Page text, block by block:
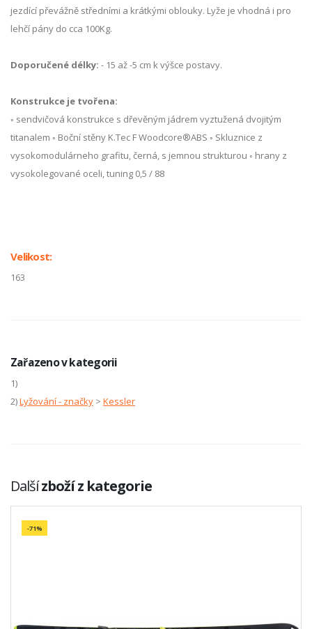
jezdící převážně středními a krátkými oblouky. Lyže je vhodná i pro
lehčí pány do cca 100Kg.
Doporučené délky: - 15 až -5 cm k výšce postavy.
Konstrukce je tvořena:
◦ sendvičová konstrukce s dřevěným jádrem vyztužená dvojitým
titanalem ◦ Boční stěny K.Tec F Woodcore®ABS ◦ Skluznice z
vysokomodulárneho grafitu, černá, s jemnou strukturou ◦ hrany z
vysokolegované oceli, tuning 0,5 / 88
Velikost:
163
Zařazeno v kategorii
1)
2)Lyžování - značky > Kessler
Dalšízboží z kategorie
-71%